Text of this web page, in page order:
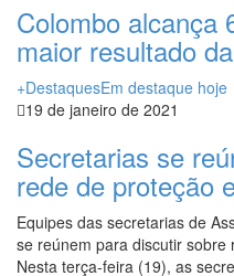
Colombo alcança
maior resultado
+DestaquesEm destaque hoje
19 de janeiro de 2021
Secretarias se
rede de proteção
Equipes das secretarias de
se reúnem para discutir
Nesta terça-feira (19), as